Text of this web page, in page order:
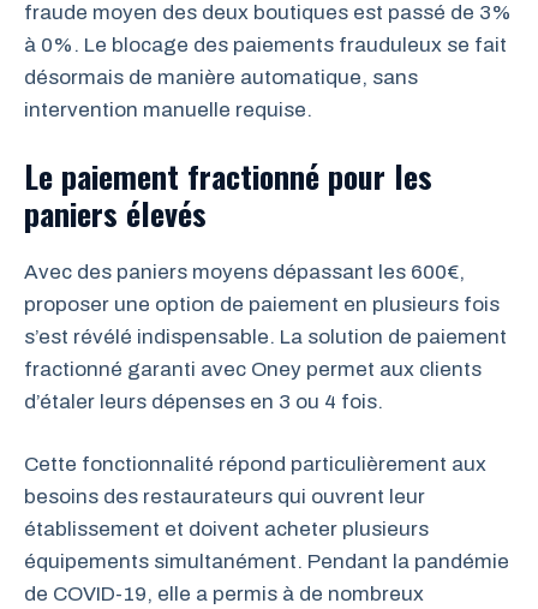
fraude moyen des deux boutiques est passé de 3%
à 0%. Le blocage des paiements frauduleux se fait
désormais de manière automatique, sans
intervention manuelle requise.
Le paiement fractionné pour les
paniers élevés
Avec des paniers moyens dépassant les 600€,
proposer une option de paiement en plusieurs fois
s’est révélé indispensable. La solution de paiement
fractionné garanti avec Oney permet aux clients
d’étaler leurs dépenses en 3 ou 4 fois.
Cette fonctionnalité répond particulièrement aux
besoins des restaurateurs qui ouvrent leur
établissement et doivent acheter plusieurs
équipements simultanément. Pendant la pandémie
de COVID-19, elle a permis à de nombreux